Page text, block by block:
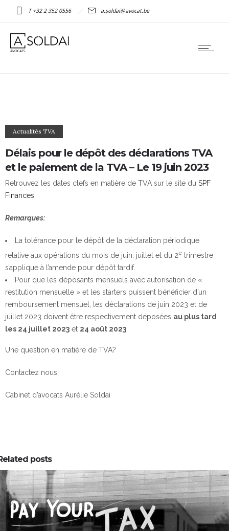
T +32 2 352 0556 a.soldai@avocat.be
Actualités TVA
Délais pour le dépôt des déclarations TVA
et le paiement de la TVA – Le 19 juin 2023
Retrouvez les dates clefs en matière de TVA sur le site du SPF
Finances
Remarques:
La tolérance pour le dépôt de la déclaration périodique
relative aux opérations du mois de juin, juillet et du 2e trimestre
s’applique à l’amende pour dépôt tardif.
Pour que les déposants mensuels avec autorisation de «
restitution mensuelle » et les starters puissent bénéficier d’un
remboursement mensuel, les déclarations de juin 2023 et de
juillet 2023 doivent être respectivement déposées au plus tard
les 24 juillet 2023 et 24 août 2023
Une question en matière de TVA?
Contactez nous!
Cabinet d’avocats Aurélie Soldai
posts
0 0